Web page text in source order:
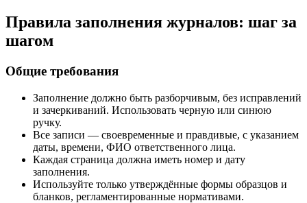
Правила заполнения журналов: шаг за
шагом
Общие требования
Заполнение должно быть разборчивым, без исправлений
и зачеркиваний. Использовать черную или синюю
ручку.
Все записи — своевременные и правдивые, с указанием
даты, времени, ФИО ответственного лица.
Каждая страница должна иметь номер и дату
заполнения.
Используйте только утверждённые формы образцов и
бланков, регламентированные нормативами.